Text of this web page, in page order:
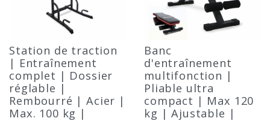
Station de traction
| Entraînement
complet | Dossier
réglable |
Rembourré | Acier |
Max. 100 kg |
Banc
d'entraînement
multifonction |
Pliable ultra
compact | Max 120
kg | Ajustable |